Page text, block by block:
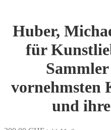
Huber,
für
vornehmsten
und